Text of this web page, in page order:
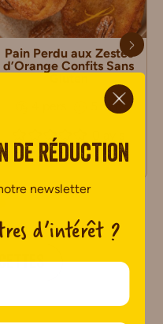
Pain Perdu aux Zestes
d’Orange Confits Sans
5 min
de réduction
newsletter
d’intérêt ?